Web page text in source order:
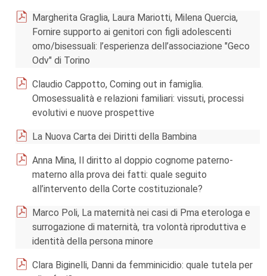
Margherita Graglia, Laura Mariotti, Milena Quercia,
Fornire supporto ai genitori con figli adolescenti
omo/bisessuali: l’esperienza dell’associazione "Geco
Odv" di Torino
Claudio Cappotto, Coming out in famiglia.
Omosessualità e relazioni familiari: vissuti, processi
evolutivi e nuove prospettive
La Nuova Carta dei Diritti della Bambina
Anna Mina, Il diritto al doppio cognome paterno-
materno alla prova dei fatti: quale seguito
all’intervento della Corte costituzionale?
Marco Poli, La maternità nei casi di Pma eterologa e
surrogazione di maternità, tra volontà riproduttiva e
identità della persona minore
Clara Biginelli, Danni da femminicidio: quale tutela per